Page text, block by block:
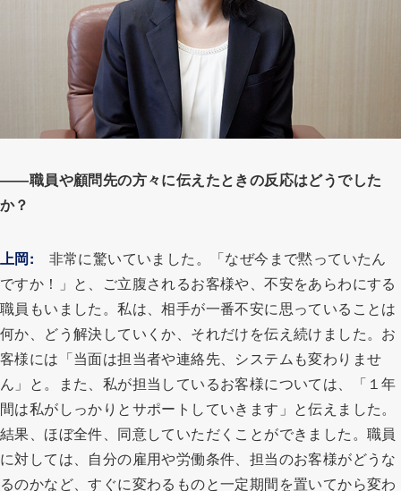
――職員や顧問先の方々に伝えたときの反応はどうでした
か？
上岡: 非常に驚いていました。「なぜ今まで黙っていたん
ですか！」と、ご立腹されるお客様や、不安をあらわにする
職員もいました。私は、相手が一番不安に思っていることは
何か、どう解決していくか、それだけを伝え続けました。お
客様には「当面は担当者や連絡先、システムも変わりませ
ん」と。また、私が担当しているお客様については、「１年
間は私がしっかりとサポートしていきます」と伝えました。
結果、ほぼ全件、同意していただくことができました。職員
に対しては、自分の雇用や労働条件、担当のお客様がどうな
るのかなど、すぐに変わるものと一定期間を置いてから変わ